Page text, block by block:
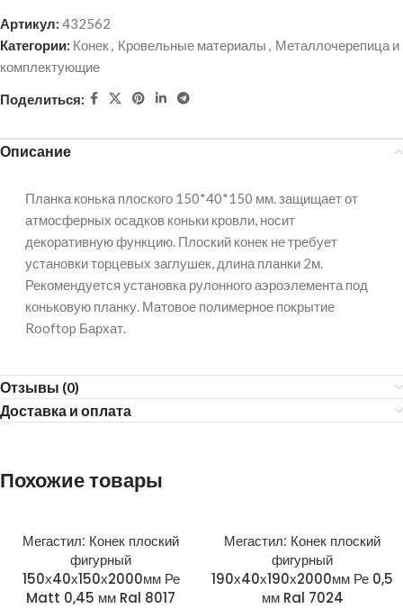
Артикул: 432562
Категории: Конек, Кровельные материалы , Металлочерепица и
комплектующие
Поделиться:
Описание
Планка конька плоского 150*40*150 мм. защищает от
атмосферных осадков коньки кровли, носит
декоративную функцию. Плоский конек не требует
установки торцевых заглушек, длина планки 2м.
Рекомендуется установка рулонного аэроэлемента под
коньковую планку. Матовое полимерное покрытие
Rooftop Бархат.
Отзывы (0)
Доставка и оплата
Похожие товары
Мегастил: Конек плоский
фигурный
150х40х150х2000мм Ре
Matt 0,45 мм Ral 8017
Мегастил: Конек плоский
фигурный
190х40х190х2000мм Ре 0,5
мм Ral 7024